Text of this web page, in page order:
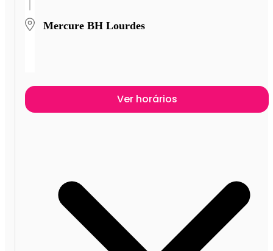
Mercure BH Lourdes
Ver horários